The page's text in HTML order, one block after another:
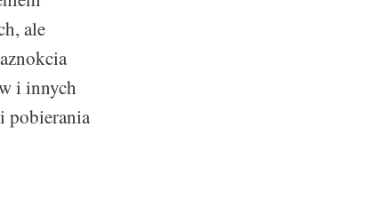
ale
i innych
pobierania